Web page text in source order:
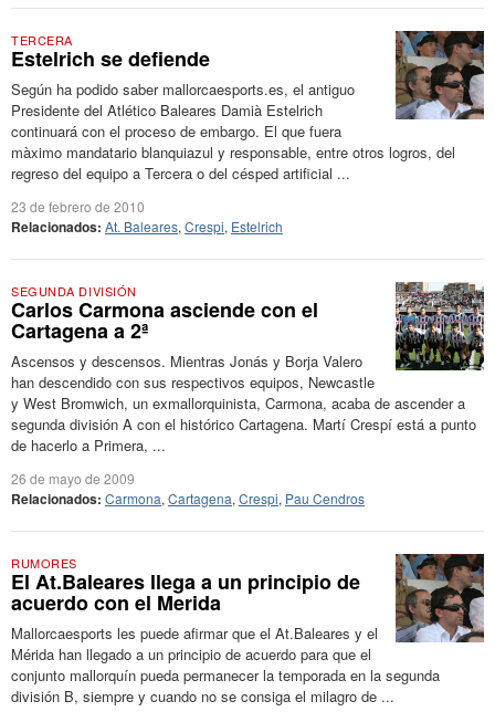
TERCERA
Estelrich se defiende
Según ha podido saber mallorcaesports.es, el antiguo
Presidente del Atlético Baleares Damià Estelrich
continuará con el proceso de embargo. El que fuera
màximo mandatario blanquiazul y responsable, entre otros logros, del
regreso del equipo a Tercera o del césped artificial ...
23 de febrero de 2010
Relacionados: At. Baleares, Crespi, Estelrich
SEGUNDA DIVISIÓN
Carlos Carmona asciende con el
Cartagena a 2ª
Ascensos y descensos. Mientras Jonás y Borja Valero
han descendido con sus respectivos equipos, Newcastle
y West Bromwich, un exmallorquinista, Carmona, acaba de ascender a
segunda división A con el histórico Cartagena. Martí Crespí está a punto
de hacerlo a Primera, ...
26 de mayo de 2009
Relacionados: Carmona, Cartagena, Crespi, Pau Cendros
RUMORES
El At.Baleares llega a un principio de
acuerdo con el Merida
Mallorcaesports les puede afirmar que el At.Baleares y el
Mérida han llegado a un principio de acuerdo para que el
conjunto mallorquín pueda permanecer la temporada en la segunda
división B, siempre y cuando no se consiga el milagro de ...